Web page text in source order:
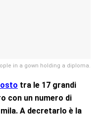
in a gown holding a diploma.
tra le 17 grandi
con un numero di
A decretarlo è la